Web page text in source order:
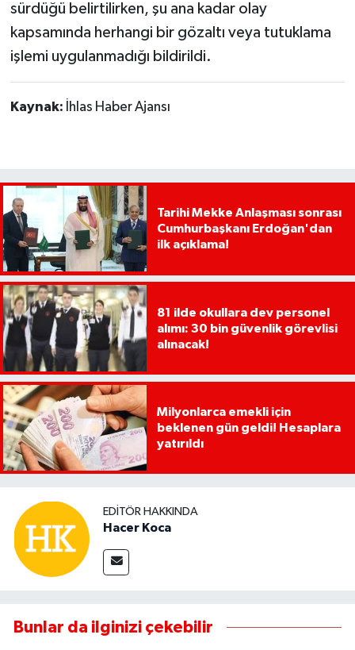
sürdüğü belirtilirken, şu ana kadar olay
kapsamında herhangi bir gözaltı veya tutuklama
işlemi uygulanmadığı bildirildi.
Kaynak: İhlas Haber Ajansı
Tarihi Mekke Anlaşması sonrası
Cumhurbaşkanı Erdoğan'dan
ilk açıklama!
81 ilde okullara dev personel
alımı: 30 bin güvenlik görevlisi
alınacak!
Milyonlarca emekli için
beklenen gün geldi! Hesaplara
yatırıldı
EDITÖR HAKKINDA
Hacer Koca
Bunlar da ilginizi çekebilir